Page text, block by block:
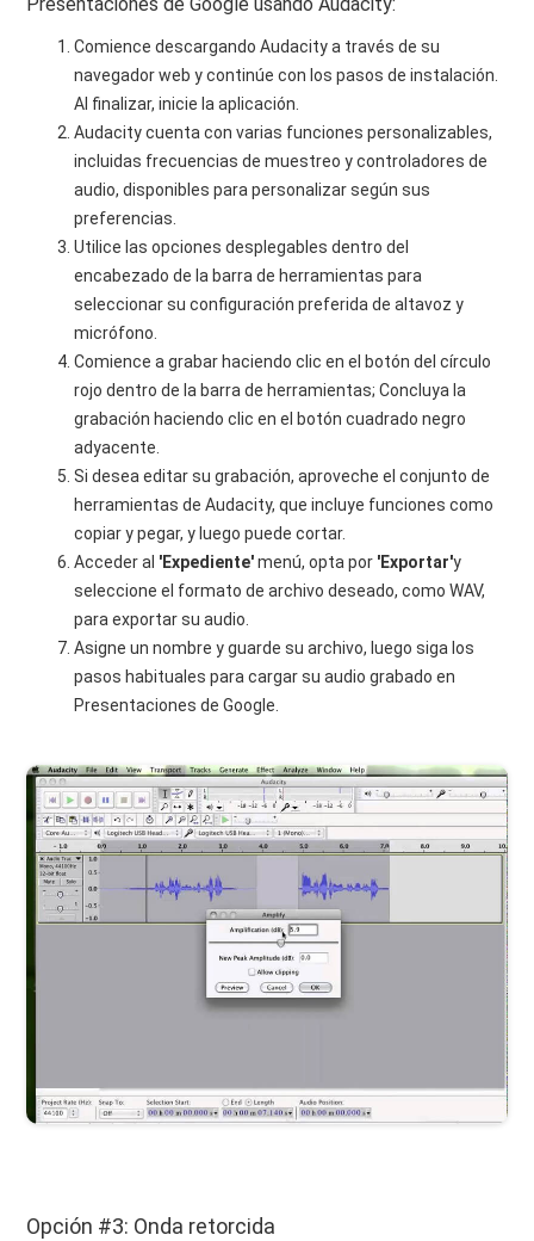
Comience descargando Audacity a través de su
navegador web y continúe con los pasos de instalación.
Al finalizar, inicie la aplicación.
Audacity cuenta con varias funciones personalizables,
incluidas frecuencias de muestreo y controladores de
audio, disponibles para personalizar según sus
preferencias.
Utilice las opciones desplegables dentro del
encabezado de la barra de herramientas para
seleccionar su configuración preferida de altavoz y
micrófono.
Comience a grabar haciendo clic en el botón del círculo
rojo dentro de la barra de herramientas; Concluya la
grabación haciendo clic en el botón cuadrado negro
adyacente.
Si desea editar su grabación, aproveche el conjunto de
herramientas de Audacity, que incluye funciones como
copiar y pegar, y luego puede cortar.
Acceder al 'Expediente'menú, opta por 'Exportar'y
seleccione el formato de archivo deseado, como WAV,
para exportar su audio.
Asigne un nombre y guarde su archivo, luego siga los
pasos habituales para cargar su audio grabado en
Presentaciones de Google.
Opción #3: Onda retorcida